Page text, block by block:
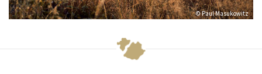
© Paul Masukowitz